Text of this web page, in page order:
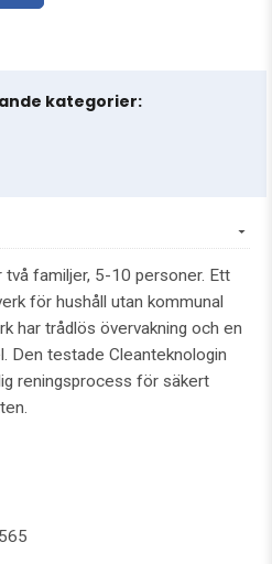
kategorier:
två familjer, 5-10 personer. Ett
för hushåll utan kommunal
har trådlös övervakning och en
Den testade Cleanteknologin
reningsprocess för säkert